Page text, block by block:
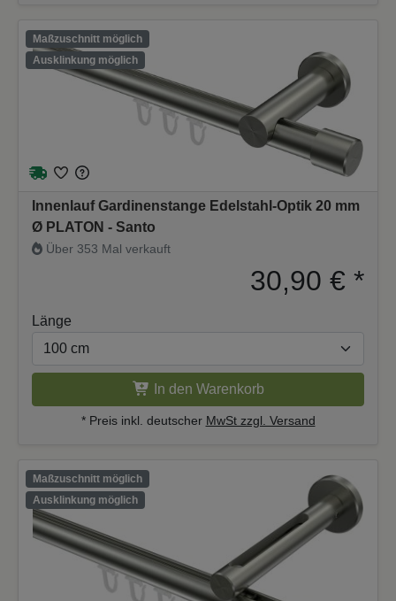
Maßzuschnitt möglich
Ausklinkung möglich
Innenlauf Gardinenstange Edelstahl-Optik 20 mm
Ø PLATON - Santo
Über 353 Mal verkauft
30,90 € *
Länge
In den Warenkorb
* Preis inkl. deutscher MwSt zzgl. Versand
Maßzuschnitt möglich
Ausklinkung möglich